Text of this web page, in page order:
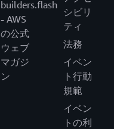
builders.flash
- AWS
の公式
ウェブ
マガジ
ン
シビリ
ティ
法務
イベン
ト行動
規範
イベン
トの利